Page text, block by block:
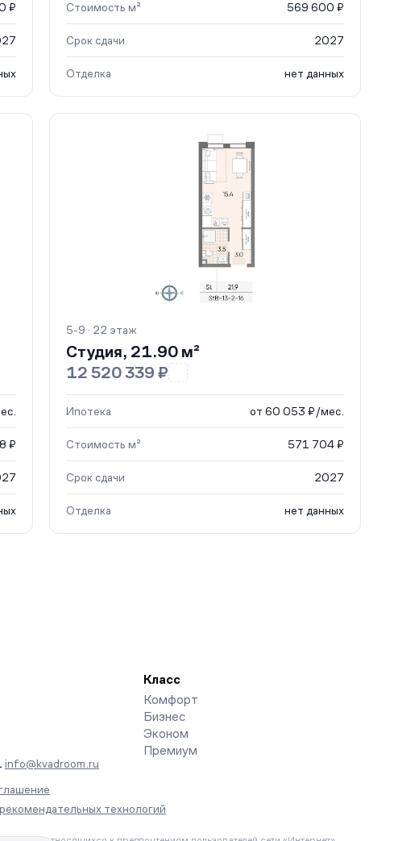
₽ Стоимость м² 569 600 ₽
Срок сдачи 2027
Отделка нет данных
₽
5-9 · 22 этаж
Студия, 21.90 м²
12 520 339 ₽
Ипотека от 60 053 ₽/мес.
Стоимость м² 571 704 ₽
Срок сдачи 2027
Отделка нет данных
Класс
Комфорт
Бизнес
Эконом
Премиум
info@kvadroom.ru
технологий